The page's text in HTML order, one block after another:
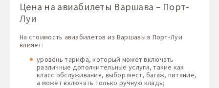
Цена на авиабилеты Варшава – Порт-
Луи
На стоимость авиабилетов из Варшавы в Порт-Луи
влияет:
уровень тарифа, который может включать
различные дополнительные услуги, такие как
класс обслуживания, выбор мест, багаж, питание,
а может включать только ручную кладь;